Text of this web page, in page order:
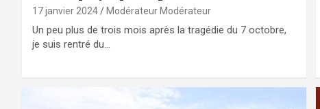
17 janvier 2024 Modérateur Modérateur
Un peu plus de trois mois après la tragédie du 7 octobre,
je suis rentré du…